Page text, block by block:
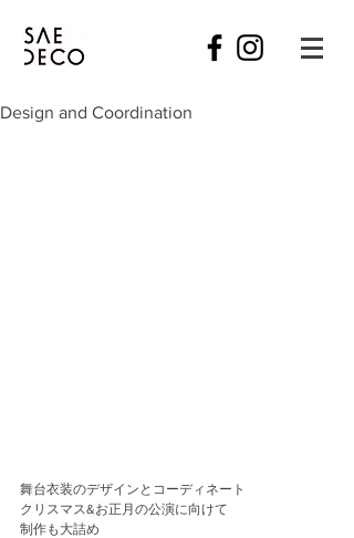
Design and Coordination
舞台衣装のデザインとコーディネート
クリスマス&お正月の公演に向けて
制作も大詰め